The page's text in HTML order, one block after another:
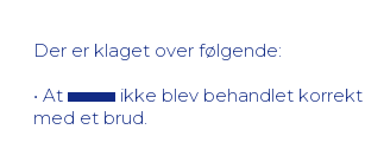
Der er klaget over følgende:
• At
ikke blev behandlet korrekt
med et brud.